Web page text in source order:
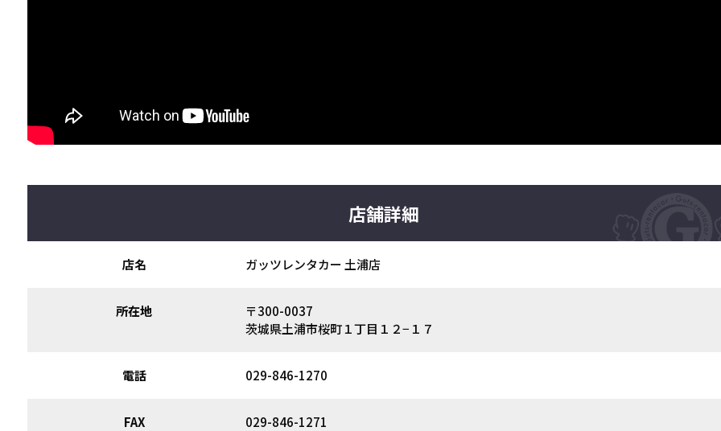
店舗詳細
店名 ガッツレンタカー 土浦店
所在地
〒300-0037
茨城県土浦市桜町１丁目１２−１７
電話 029-846-1270
FAX 029-846-1271